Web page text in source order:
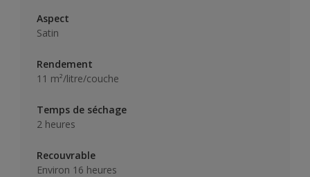
Aspect
Satin
Rendement
11 m²/litre/couche
Temps de séchage
2 heures
Recouvrable
Environ 16 heures